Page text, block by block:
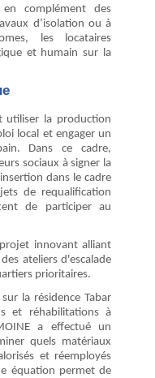
complément des
d’isolation ou à
les locataires
et humain sur la
utiliser la production
local et engager un
Dans ce cadre,
sociaux à signer la
dans le cadre
de requalification
de participer au
projet innovant alliant
ateliers d'escalade
prioritaires.
la résidence Tabar
et réhabilitations à
a effectué un
quels matériaux
et réemployés
équation permet de